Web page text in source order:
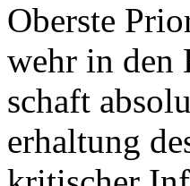
Obers­te
wehr in den
schaft
erhal­tung